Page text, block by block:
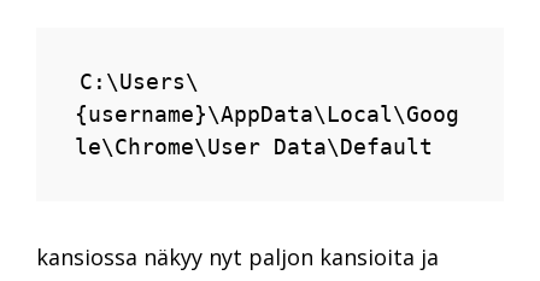
C:\Users\
{username}\AppData\Local\Goog
le\Chrome\User Data\Default
kansiossa näkyy nyt paljon kansioita ja